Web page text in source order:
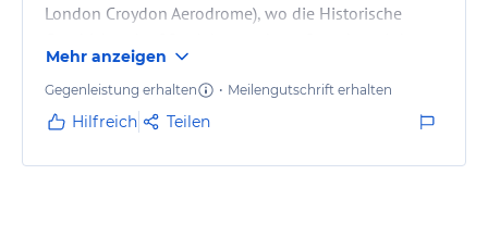
London Croydon Aerodrome), wo die Historische
Mehr anzeigen
Gegenleistung erhalten • Meilengutschrift erhalten
Hilfreich Teilen